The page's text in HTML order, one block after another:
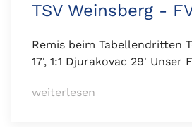
TSV Weinsberg -
Remis beim Tabellendritten
17', 1:1 Djurakovac 29' Unser
weiterlesen